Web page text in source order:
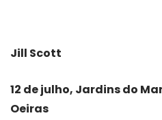
Jill Scott
12 de julho, Jardins do
Oeiras